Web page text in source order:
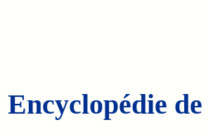
Encyclopédie